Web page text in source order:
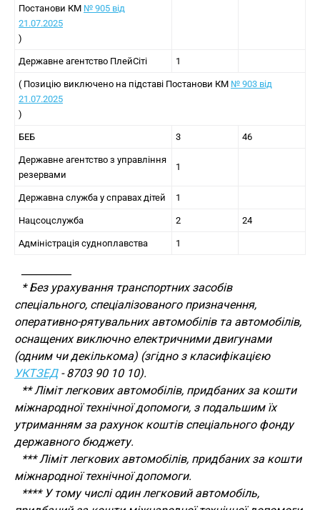
Постанови КМ № 905 від
21.07.2025
)
Державне агентство ПлейСіті 1
( Позицію виключено на підставі Постанови КМ № 903 від
21.07.2025
)
БЕБ 3 46
Державне агентство з управління
резервами
1
Державна служба у справах дітей 1
Нацсоцслужба 2 24
Адміністрація судноплавства 1
* Без урахування транспортних засобів
спеціального, спеціалізованого призначення,
оперативно-рятувальних автомобілів та автомобілів,
оснащених виключно електричними двигунами
(одним чи декількома) (згідно з класифікацією
УКТЗЕД- 8703 90 10 10).
** Ліміт легкових автомобілів, придбаних за кошти
міжнародної технічної допомоги, з подальшим їх
утриманням за рахунок коштів спеціального фонду
державного бюджету.
*** Ліміт легкових автомобілів, придбаних за кошти
міжнародної технічної допомоги.
**** У тому числі один легковий автомобіль,